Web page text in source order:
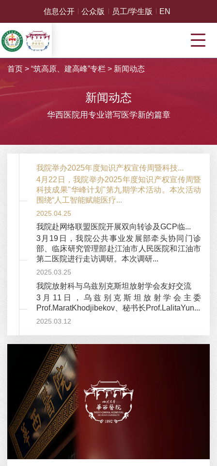
信息公开 公众版 员工/学生版 EN
首页 > “筑高原、建高峰”专栏> 新闻动态
新闻动态
华西医院用专业谱写医学新的篇章
我院举办2025年度知识产权宣传周暨科技...
4月22日，我院举办2025年度知识产权宣传周暨
科技成果"华峰计划"第九期学术活动。本次活动
围绕“人工智能赋能医疗...
2025.04.25
我院赴网络联盟医院开展双向转诊及GCP临...
3月19日，我院公共事业发展部牵头协同门诊
部、临床研究管理部赴江油市人民医院和江油市
第二医院进行走访调研。本次调研...
2025.03.25
我院放射科与乌兹别克斯坦放射学会友好交流
3月11日，乌兹别克斯坦放射学会主委
Prof.MaratKhodjibekov、秘书长Prof.LalitaYun...
2025.03.12